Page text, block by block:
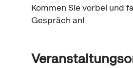
Kommen Sie vorbei und
Gespräch an!